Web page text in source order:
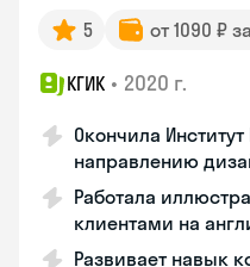
5 от 1090 ₽
КГИК • 2020 г.
Окончила
направлению
Работала
клиентами на
Развивает навык